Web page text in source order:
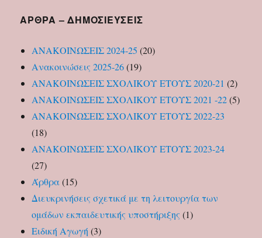
ΑΡΘΡΑ – ΔΗΜΟΣΙΕΥΣΕΙΣ
ΑΝΑΚΟΙΝΩΣΕΙΣ 2024-25 (20)
Ανακοινώσεις 2025-26(19)
ΑΝΑΚΟΙΝΩΣΕΙΣ ΣΧΟΛΙΚΟΥ ΕΤΟΥΣ 2020-21 (2)
ΑΝΑΚΟΙΝΩΣΕΙΣ ΣΧΟΛΙΚΟΥ ΕΤΟΥΣ 2021 -22(5)
ΑΝΑΚΟΙΝΩΣΕΙΣ ΣΧΟΛΙΚΟΥ ΕΤΟΥΣ 2022-23
(18)
ΑΝΑΚΟΙΝΩΣΕΙΣ ΣΧΟΛΙΚΟΥ ΕΤΟΥΣ 2023-24
(27)
Άρθρα(15)
Διευκρινήσεις σχετικά με τη λειτουργία των
ομάδων εκπαιδευτικής υποστήριξης (1)
Ειδική Αγωγή (3)